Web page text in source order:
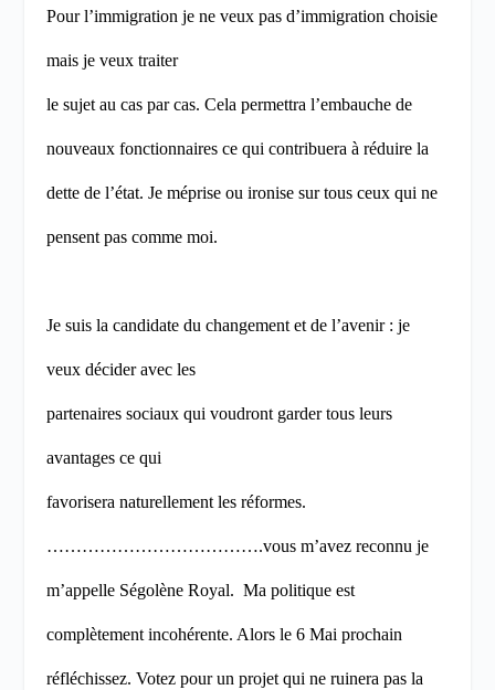
Pour l’immigration je ne veux pas d’immigration choisie
mais je veux traiter
le sujet au cas par cas. Cela permettra l’embauche de
nouveaux fonctionnaires ce qui contribuera à réduire la
dette de l’état. Je méprise ou ironise sur tous ceux qui ne
pensent pas comme moi.
Je suis la candidate du changement et de l’avenir : je
veux décider avec les
partenaires sociaux qui voudront garder tous leurs
avantages ce qui
favorisera naturellement les réformes.
……………………………….vous m’avez reconnu je
m’appelle Ségolène Royal. Ma politique est
complètement incohérente. Alors le 6 Mai prochain
réfléchissez. Votez pour un projet qui ne ruinera pas la